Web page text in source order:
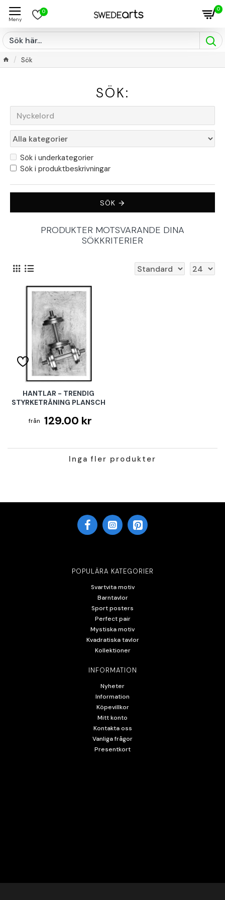
0 0
Sök
SÖK:
Sök i underkategorier
Sök i produktbeskrivningar
SÖK
PRODUKTER MOTSVARANDE DINA
SÖKKRITERIER
HANTLAR - TRENDIG
STYRKETRÄNING PLANSCH
129.00 kr
Inga fler produkter
POPULÄRA KATEGORIER
Svartvita motiv
Barntavlor
Sport posters
Perfect pair
Mystiska motiv
Kvadratiska tavlor
Kollektioner
INFORMATION
Nyheter
Information
Köpevillkor
Mitt konto
Kontakta oss
Vanliga frågor
Presentkort